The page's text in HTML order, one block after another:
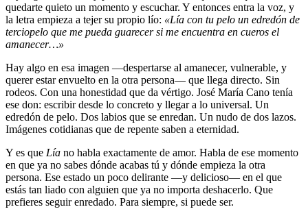
quedarte quieto un momento y escuchar. Y entonces entra la voz, y
la letra empieza a tejer su propio lío: «Lía con tu pelo un edredón de
terciopelo que me pueda guarecer si me encuentra en cueros el
amanecer…»
Hay algo en esa imagen —despertarse al amanecer, vulnerable, y
querer estar envuelto en la otra persona— que llega directo. Sin
rodeos. Con una honestidad que da vértigo. José María Cano tenía
ese don: escribir desde lo concreto y llegar a lo universal. Un
edredón de pelo. Dos labios que se enredan. Un nudo de dos lazos.
Imágenes cotidianas que de repente saben a eternidad.
Y es que Lía no habla exactamente de amor. Habla de ese momento
en que ya no sabes dónde acabas tú y dónde empieza la otra
persona. Ese estado un poco delirante —y delicioso— en el que
estás tan liado con alguien que ya no importa deshacerlo. Que
prefieres seguir enredado. Para siempre, si puede ser.